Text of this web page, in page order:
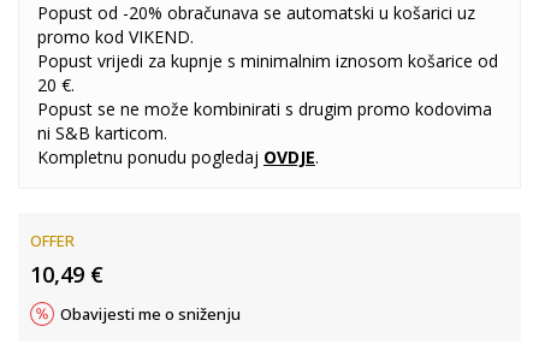
Popust od -20% obračunava se automatski u košarici uz
promo kod VIKEND.
Popust vrijedi za kupnje s minimalnim iznosom košarice od
20 €.
Popust se ne može kombinirati s drugim promo kodovima
ni S&B karticom.
Kompletnu ponudu pogledaj OVDJE.
OFFER
10,49 €
Obavijesti me o sniženju